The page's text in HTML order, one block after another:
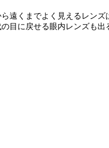
遠くまでよく見えるレン
目に戻せる眼内レンズも出